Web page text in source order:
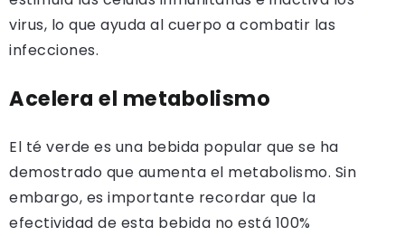
virus, lo que ayuda al cuerpo a combatir las
infecciones.
Acelera el metabolismo
El té verde es una bebida popular que se ha
demostrado que aumenta el metabolismo. Sin
embargo, es importante recordar que la
efectividad de esta bebida no está 100%